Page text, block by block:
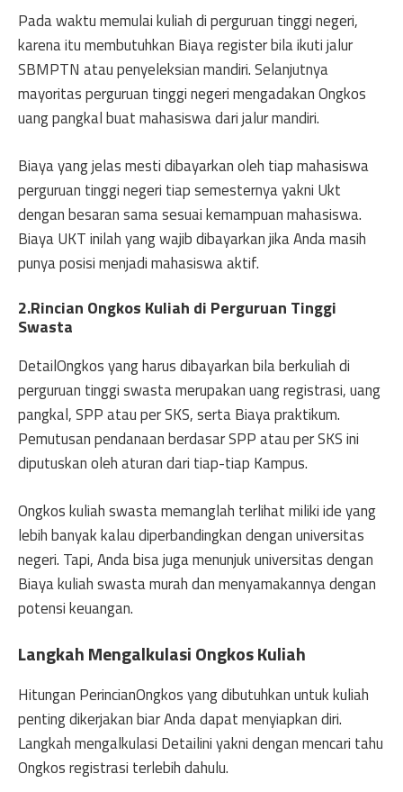
Pada waktu memulai kuliah di perguruan tinggi negeri,
karena itu membutuhkan Biaya register bila ikuti jalur
SBMPTN atau penyeleksian mandiri. Selanjutnya
mayoritas perguruan tinggi negeri mengadakan Ongkos
uang pangkal buat mahasiswa dari jalur mandiri.
Biaya yang jelas mesti dibayarkan oleh tiap mahasiswa
perguruan tinggi negeri tiap semesternya yakni Ukt
dengan besaran sama sesuai kemampuan mahasiswa.
Biaya UKT inilah yang wajib dibayarkan jika Anda masih
punya posisi menjadi mahasiswa aktif.
2.Rincian Ongkos Kuliah di Perguruan Tinggi
Swasta
DetailOngkos yang harus dibayarkan bila berkuliah di
perguruan tinggi swasta merupakan uang registrasi, uang
pangkal, SPP atau per SKS, serta Biaya praktikum.
Pemutusan pendanaan berdasar SPP atau per SKS ini
diputuskan oleh aturan dari tiap-tiap Kampus.
Ongkos kuliah swasta memanglah terlihat miliki ide yang
lebih banyak kalau diperbandingkan dengan universitas
negeri. Tapi, Anda bisa juga menunjuk universitas dengan
Biaya kuliah swasta murah dan menyamakannya dengan
potensi keuangan.
Langkah Mengalkulasi Ongkos Kuliah
Hitungan PerincianOngkos yang dibutuhkan untuk kuliah
penting dikerjakan biar Anda dapat menyiapkan diri.
Langkah mengalkulasi Detailini yakni dengan mencari tahu
Ongkos registrasi terlebih dahulu.